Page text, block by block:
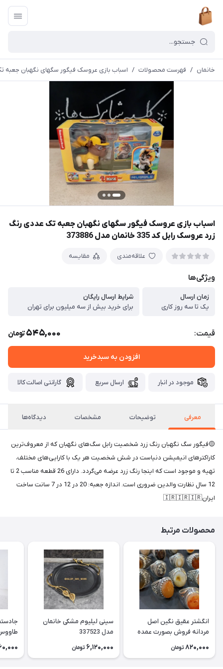
خانمان / فهرست محصولات / اسباب بازی عروسک فیگور سگهای نگهبان جعبه تک عددی رنگ
اسباب بازی عروسک فیگور سگهای نگهبان جعبه تک عددی رنگ
زرد عروسک رابل کد 335 خانمان مدل 373886
علاقه‌مندی مقایسه
ویژگی‌ها
زمان ارسال
یک تا سه روز کاری
شرایط ارسال رایگان
برای خرید بیش از سه میلیون برای تهران
قیمت: 545,000تومان
افزودن به سبدخرید
موجود در انبار ارسال سریع گارانتی اصالت کالا
معرفی توضیحات مشخصات دیدگاه‌ها
🟡فیگور سگ نگهبان رنگ زرد شخصیت رابل سگ‌های نگهبان که از معروف‌ترین
کاراکترهای انیمیشن دنیاست در شش شخصیت هر یک با کارایی‌های مختلف،
تهیه و موجود است که اینجا رنگ زرد عرضه می‌گردد. دارای 26 قطعه مناسب 2 تا
12 سال نظارت والدین ضروری است. اندازه جعبه: 20 در 12 در 7 سانت ساخت
ایران🇮🇷🇮🇷🇮🇷
محصولات مرتبط
انگشتر عقیق نگین اصل
مردانه فروش بصورت عمده
3عدد هست فروش بصورت
820,000 تومان
سینی لیلیوم مشکی خانمان
مدل 337523
6,120,000 تومان